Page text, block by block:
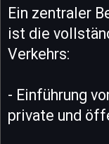
Ein zentraler
ist die
Verkehrs:
- Einführung
private und